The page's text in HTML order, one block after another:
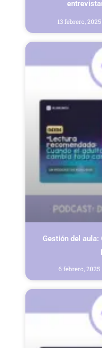
13 febrero, 2025
Gestión del
6 febrero, 2025